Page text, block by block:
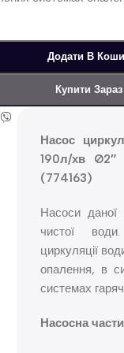
Додати В
Купити Зараз
Насос
190л/хв Ø2″
(774163)
Насоси даної
чистої
циркуляції
опалення, в
системах
Насосна